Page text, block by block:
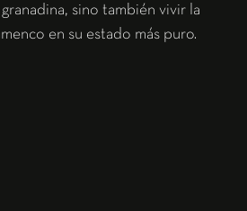
sino también vivir la
en su estado más puro.